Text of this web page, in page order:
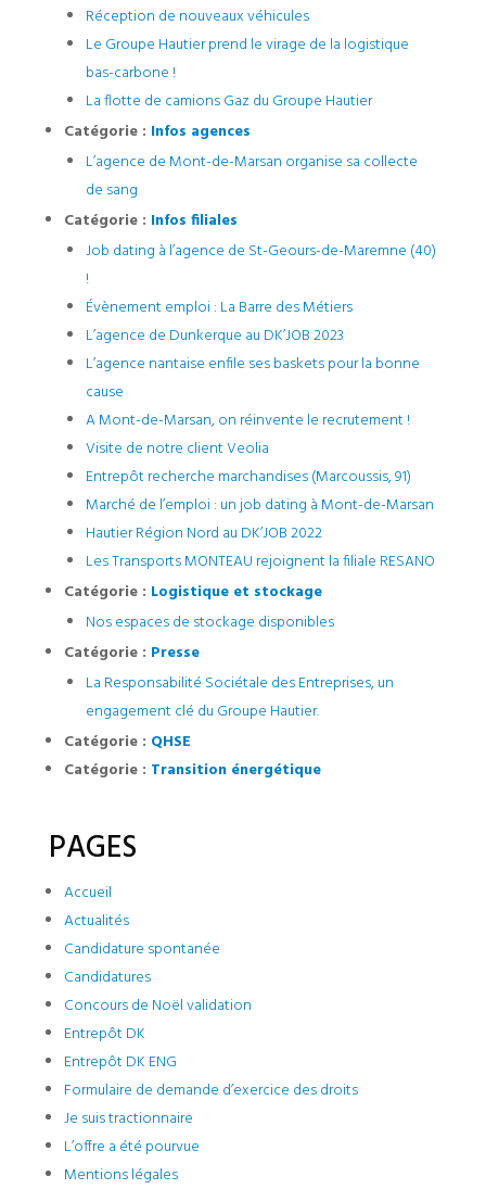
Réception de nouveaux véhicules
Le Groupe Hautier prend le virage de la logistique
bas-carbone !
La flotte de camions Gaz du Groupe Hautier
Catégorie : Infos agences
L’agence de Mont-de-Marsan organise sa collecte
de sang
Catégorie : Infos filiales
Job dating à l’agence de St-Geours-de-Maremne (40)
!
Évènement emploi : La Barre des Métiers
L’agence de Dunkerque au DK’JOB 2023
L’agence nantaise enfile ses baskets pour la bonne
cause
A Mont-de-Marsan, on réinvente le recrutement !
Visite de notre client Veolia
Entrepôt recherche marchandises (Marcoussis, 91)
Marché de l’emploi : un job dating à Mont-de-Marsan
Hautier Région Nord au DK’JOB 2022
Les Transports MONTEAU rejoignent la filiale RESANO
Catégorie : Logistique et stockage
Nos espaces de stockage disponibles
Catégorie : Presse
La Responsabilité Sociétale des Entreprises, un
engagement clé du Groupe Hautier.
Catégorie : QHSE
Catégorie : Transition énergétique
PAGES
Accueil
Actualités
Candidature spontanée
Candidatures
Concours de Noël validation
Entrepôt DK
Entrepôt DK ENG
Formulaire de demande d’exercice des droits
Je suis tractionnaire
L’offre a été pourvue
Mentions légales